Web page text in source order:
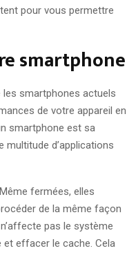
pour vous permettre
smartphone
les smartphones actuels
de votre appareil en
smartphone est sa
multitude d’applications
fermées, elles
de la même façon
pas le système
et effacer le cache. Cela